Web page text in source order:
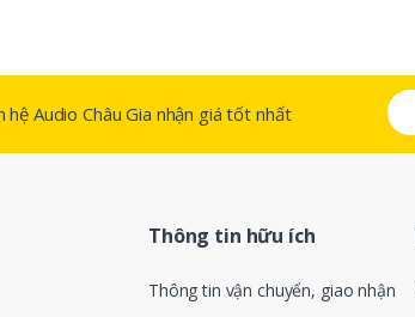
hệ Audio Châu Gia nhận giá tốt nhất
Thông tin hữu ích
Thông tin vận chuyển, giao nhận